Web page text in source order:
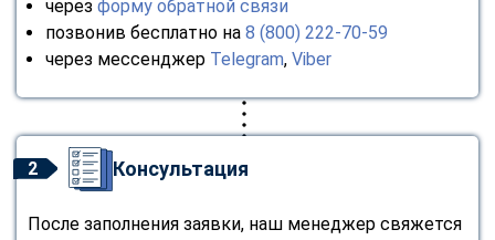
через форму обратной связи
позвонив бесплатно на 8 (800) 222-70-59
через мессенджер Telegram, Viber
2 Консультация
После заполнения заявки, наш менеджер свяжется